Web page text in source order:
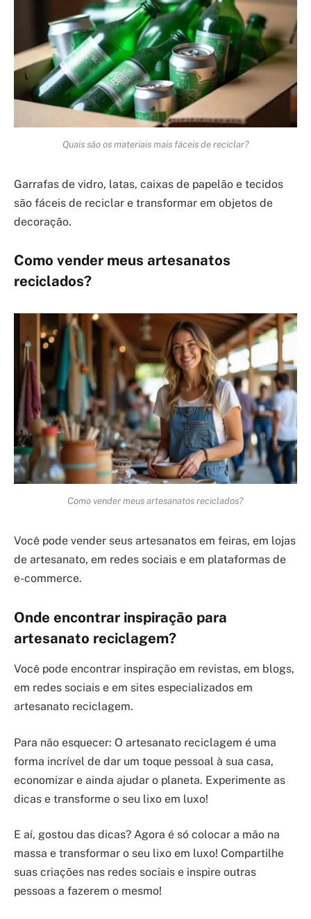
Quais são os materiais mais fáceis de reciclar?
Garrafas de vidro, latas, caixas de papelão e tecidos
são fáceis de reciclar e transformar em objetos de
decoração.
Como vender meus artesanatos
reciclados?
Como vender meus artesanatos reciclados?
Você pode vender seus artesanatos em feiras, em lojas
de artesanato, em redes sociais e em plataformas de
e-commerce.
Onde encontrar inspiração para
artesanato reciclagem?
Você pode encontrar inspiração em revistas, em blogs,
em redes sociais e em sites especializados em
artesanato reciclagem.
Para não esquecer: O artesanato reciclagem é uma
forma incrível de dar um toque pessoal à sua casa,
economizar e ainda ajudar o planeta. Experimente as
dicas e transforme o seu lixo em luxo!
E aí, gostou das dicas? Agora é só colocar a mão na
massa e transformar o seu lixo em luxo! Compartilhe
suas criações nas redes sociais e inspire outras
pessoas a fazerem o mesmo!